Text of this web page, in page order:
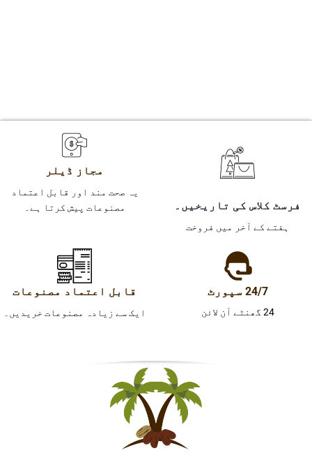
فرسٹ کلاس کی تاریخیں۔
ہفتے کے آخر میں فروخت
مجاز ڈیلر
یہ صحت مند اور قابل اعتماد
مصنوعات پیش کرتا ہے۔
24/7 سپورٹ
24 گھنٹے آن لائن
قابل اعتماد مصنوعات
ایک سے زیادہ مصنوعات خریدیں۔